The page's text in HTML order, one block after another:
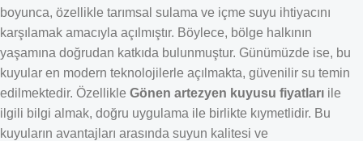
boyunca, özellikle tarımsal sulama ve içme suyu ihtiyacını
karşılamak amacıyla açılmıştır. Böylece, bölge halkının
yaşamına doğrudan katkıda bulunmuştur. Günümüzde ise, bu
kuyular en modern teknolojilerle açılmakta, güvenilir su temin
edilmektedir. Özellikle Gönen artezyen kuyusu fiyatları ile
ilgili bilgi almak, doğru uygulama ile birlikte kıymetlidir. Bu
kuyuların avantajları arasında suyun kalitesi ve